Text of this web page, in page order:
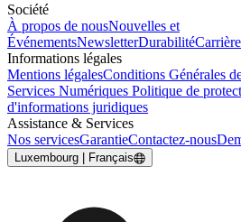
Société
À propos de nousNouvelles et
ÉvénementsNewsletterDurabilitéCarrière
Informations légales
Mentions légalesConditions Générales
Services Numériques Politique de
d'informations juridiques
Assistance & Services
Nos servicesGarantieContactez-nous
Luxembourg | Français